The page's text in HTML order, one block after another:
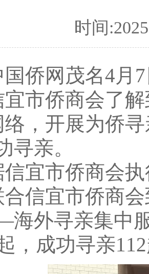
时间
网茂名4月7
宜市侨商会了
，开展为侨
寻亲。
市侨商会执
信宜市侨商
外寻亲集中
，成功寻亲